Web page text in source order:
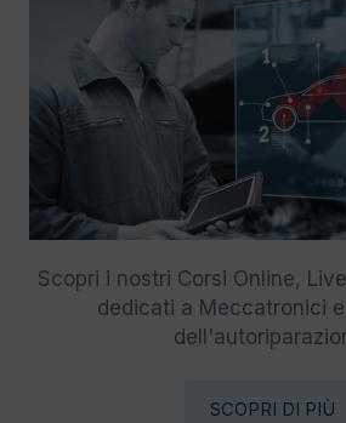
Scopri i nostri Corsi Online,
dedicati a Meccatronici
SCOPRI DI PIÙ